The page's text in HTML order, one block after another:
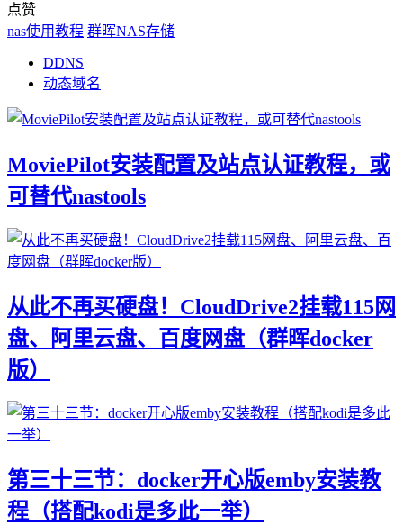
点赞
nas使用教程 群晖NAS存储
DDNS
动态域名
MoviePilot安装配置及站点认证教程，或
可替代nastools
从此不再买硬盘！CloudDrive2挂载115网
盘、阿里云盘、百度网盘（群晖docker
版）
第三十三节：docker开心版emby安装教
程（搭配kodi是多此一举）